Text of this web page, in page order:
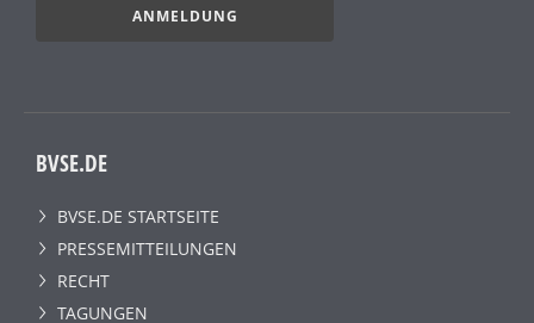
ANMELDUNG
BVSE.DE
BVSE.DE STARTSEITE
PRESSEMITTEILUNGEN
RECHT
TAGUNGEN